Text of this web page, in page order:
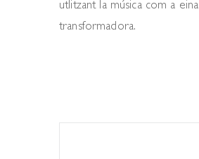
utlitzant la música com a eina
transformadora.